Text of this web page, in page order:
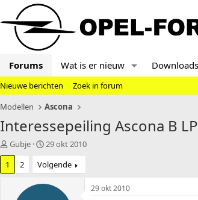
Forums Wat is er nieuw Downloads
Nieuwe berichten
Zoek in forum
Modellen
Ascona
Interessepeiling Ascona B
T
o
i
Gubje
S
a
r
t
d
29 okt 2010
1
2 Volgende
29 okt 2010